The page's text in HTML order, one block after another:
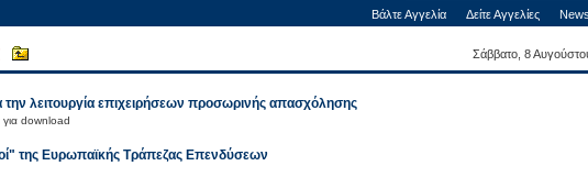
Βάλτε Αγγελία Δείτε Αγγελίες
Σάββατο, 8
την λειτουργία επιχειρήσεων προσωρινής απασχόλησης
για download
της Ευρωπαϊκής Τράπεζας Επενδύσεων